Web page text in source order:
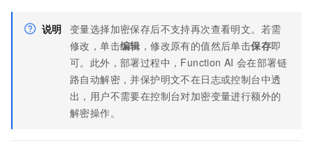
说明 变量选择加密保存后不支持再次查看明文。若需
修改，单击编辑 ，修改原有的值然后单击保存即
可。此外，部署过程中，Function AI 会在部署链
路自动解密，并保护明文不在日志或控制台中透
出，用户不需要在控制台对加密变量进行额外的
解密操作。